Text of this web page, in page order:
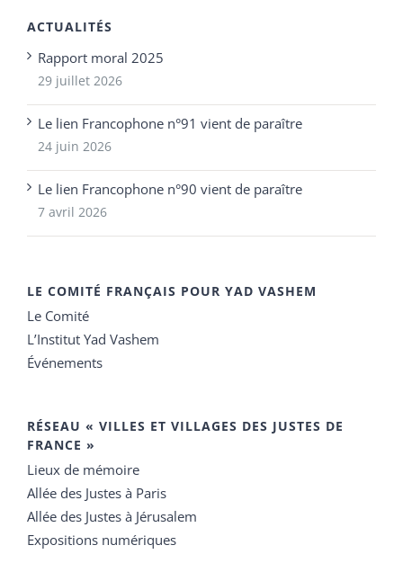
ACTUALITÉS
Rapport moral 2025
29 juillet 2026
Le lien Francophone n°91 vient de paraître
24 juin 2026
Le lien Francophone n°90 vient de paraître
7 avril 2026
LE COMITÉ FRANÇAIS POUR YAD VASHEM
Le Comité
L’Institut Yad Vashem
Événements
RÉSEAU « VILLES ET VILLAGES DES JUSTES DE
FRANCE »
Lieux de mémoire
Allée des Justes à Paris
Allée des Justes à Jérusalem
Expositions numériques